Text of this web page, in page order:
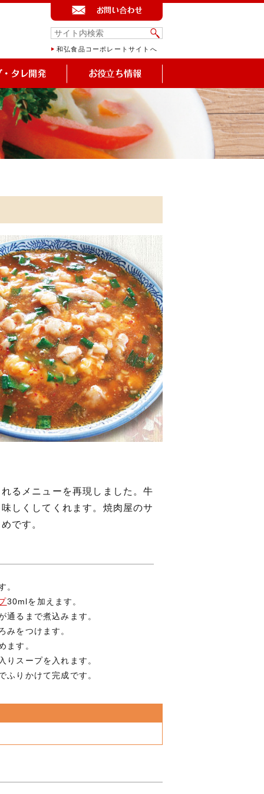
和弘食品コーポレートサイトへ
るメニューを再現しました。牛
しくしてくれます。焼肉屋のサ
です。
。
30mlを加えます。
るまで煮込みます。
をつけます。
ます。
スープを入れます。
りかけて完成です。